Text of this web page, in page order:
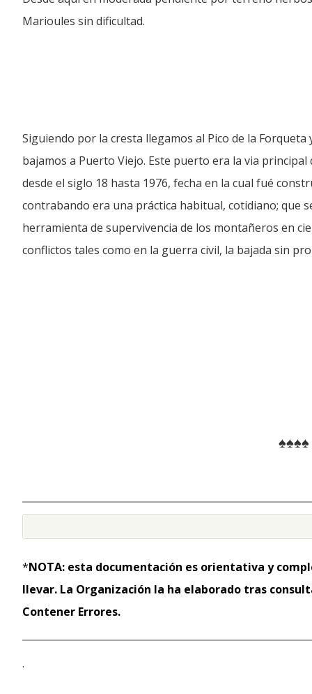
Marioules sin dificultad.
Siguiendo por la cresta llegamos al Pico de la
bajamos a Puerto Viejo. Este puerto era la via
desde el siglo 18 hasta 1976, fecha en la cual fué
contrabando era una práctica habitual, cotidiano; que
herramienta de supervivencia de los montañeros en
conflictos tales como en la guerra civil, la bajada sin
♠♠♠♠
*NOTA: esta documentación es orientativa y
llevar. La Organización la ha elaborado tras
Contener Errores.
.